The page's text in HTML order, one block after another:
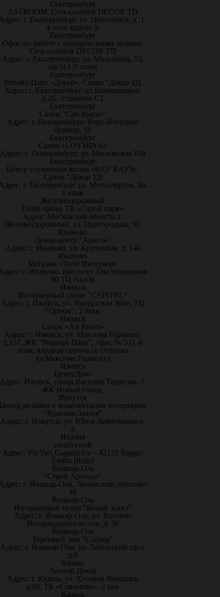
Екатеринбург
ASTROOM. Сеть салонов DECOR TD
г. Екатеринбург, ул. Цвиллинга, д .1,
4 этаж корпус Б
Екатеринбург
Офис по работе с юридическими лицами.
Сеть салонов DECOR TD
Адрес: г. Екатеринбург, ул. Малышева, 53,
оф.514 |5 этаж|
Екатеринбург
Ритейл-Порт «Докер», Салон "Декор ТД
Адрес: г. Екатеринбург, ул.Бахчиванджи,
д.2Б, /строение С1
Екатеринбург
Салон "Сан Марко"
Адрес: г. Екатеринбург, Верх-Исетский
бульвар, 18
Екатеринбург
Салон «LOYMINA»
Адрес: г. Екатеринбург, ул. Московская 194
Екатеринбург
Центр улучшения жилья «ВАУ ХАУЗ»,
Салон "Декор ТД
г. Екатеринбург ул. Металлургов, 84,
1 этаж
Железнодорожный
DomLepnina ТК «Строй парк»
Адрес: Московская область, г.
Железнодорожный, ул. Пригородная, 92
Иваново
Декор-центр "Арагон"
Адрес: г. Иваново, ул. Крутицкая, д. 14а
Иваново
Магазин «Твой Интерьер»
г. Иваново, проспект Текстильщиков
80 ТЦ Аксон
Ижевск
Интерьерный салон "CAPITEL"
Адрес: г. Ижевск, ул. Удмуртская 304е, ТЦ
"Орион", 2 этаж
Ижевск
Салон «Art Room»
Адрес: г. Ижевск, ул. Максима Горького,
д.157, ЖК "Ривьера Парк", офис № 5 (1-й
этаж, входная группа со стороны
ул.Максима Горького)
Ижевск
ЦентрДеко
Ижевск, улица Василия Тарасова, 7,
ЖК Новый город.
Иркутск
дизайна и комплектации интерьеров
"Красная Линия"
Адрес: г. Иркутск, ул. Юрия Левитанского,
4
Италия
creativewall
Адрес: Via Yuri Gagarin 6/a – 42123 Reggio
Emilia (Italia)
Йошкар-Ола
"Строй Арсенал"
г. Йошкар-Ола, Ленинский проспект
49
Йошкар-Ола
Интерьерный салон "Белый эскиз"
Адрес: г. Йошкар-Ола, ул. Воинов-
Интернационалистов, д. 36
Йошкар-Ола
Торговый дом "Сайвер"
Адрес: г. Йошкар-Ола, ул. Ленинский пр-т,
д.8
Казань
Лепной Декор
Адрес: г. Казань, ул. Хусаина Ямашева,
д.93, ТК «Савиново», 2 таж
Казань